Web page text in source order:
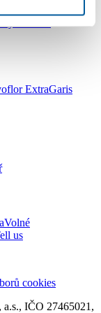
ExtraGaris
Volné
us
cookies
a.s., IČO 27465021,